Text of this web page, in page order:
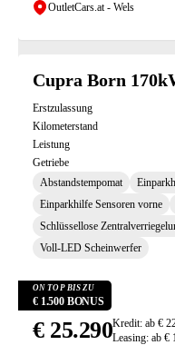
OutletCars.at - Wels
Cupra Born
Erstzulassung
Kilometerstand
Leistung
Getriebe
Abstandstempomat
Einparkhilfe Sensoren vorne
Schlüssellose
Voll-LED Scheinwerfer
ON TOP BIS ZU
€ 1.500 BONUS
€ 25.290Kredit: ab €
Leasing: ab €